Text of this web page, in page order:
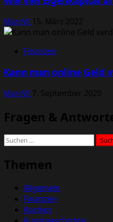
MarcW 15. März 2022
Finanzen
Kann man online Geld
MarcW 7. September 2020
Fragen &
Suchen
Themen
Allgemein
Finanzen
Kochen